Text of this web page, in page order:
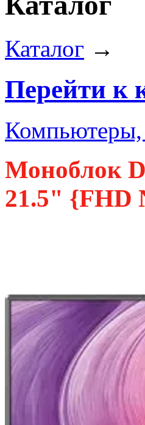
Каталог →
Перейти к
Моноблок
21.5" {FHD